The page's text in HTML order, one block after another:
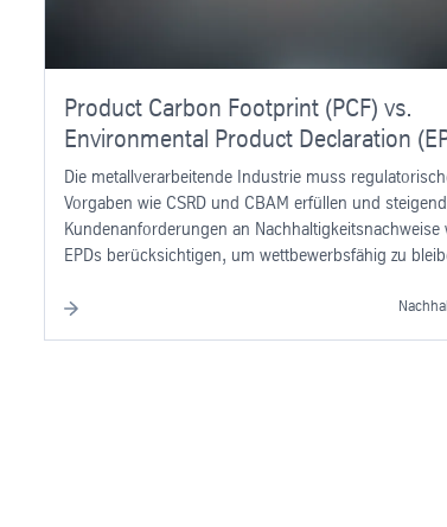
Product Carbon Footprint (PCF) vs.
Environmental Product Declaration
Die metallverarbeitende Industrie muss
Vorgaben wie CSRD und CBAM erfüllen und
Kundenanforderungen an Nachhaltigkeitsnachweise
EPDs berücksichtigen, um wettbewerbsfähig zu